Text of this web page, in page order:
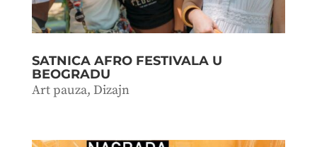
SATNICA AFRO FESTIVALA U
BEOGRADU
Art pauza, Dizajn